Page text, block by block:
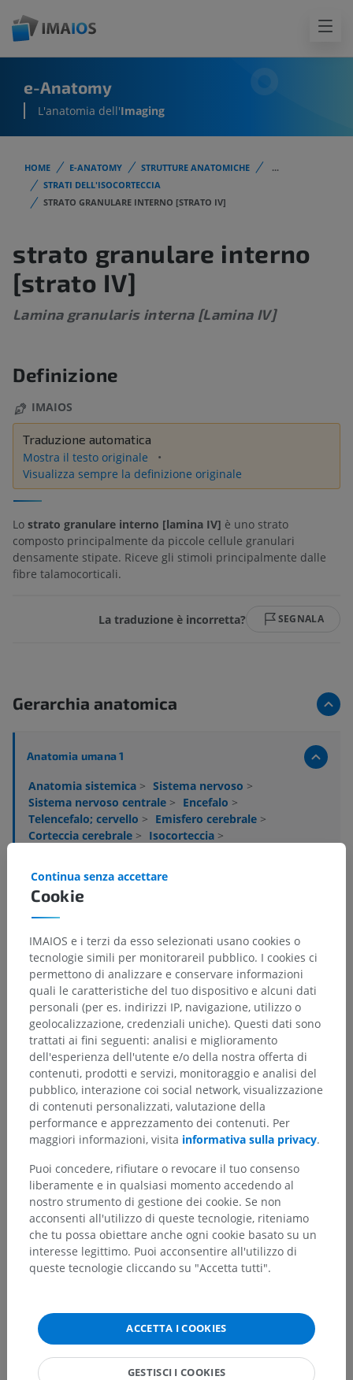
e-Anatomy
L'anatomia dell'Imaging
HOME E-ANATOMY STRUTTURE ANATOMICHE
...
STRATI DELL'ISOCORTECCIA
STRATO GRANULARE INTERNO [STRATO IV]
strato granulare interno
[strato IV]
Lamina granularis interna [Lamina IV]
Definizione
IMAIOS
Traduzione automatica
Mostra il testo originale
Visualizza sempre la definizione originale
Lo strato granulare interno [lamina IV] è uno strato
composto principalmente da piccole cellule granulari
densamente stipate. Riceve gli stimoli principalmente dalle
fibre talamocorticali.
La traduzione è incorretta? SEGNALA
Gerarchia anatomica
Anatomia umana 1
Anatomia sistemica > Sistema nervoso >
Sistema nervoso centrale > Encefalo >
Telencefalo; cervello > Emisfero cerebrale >
Corteccia cerebrale > Isocorteccia >
strato granulare interno [strato IV]
Strutture sottostanti:
soggiacenti per questa parte anatomica
Anatomia comparata negli animali
Traduzioni
Hai notato un errore?
un miglioramento dei contenuti.
Segnala un problema
SCARICA L'APP
Cookie
Continua senza accettare
IMAIOS e i terzi da esso selezionati usano cookies o
tecnologie simili per monitorareil pubblico. I cookies ci
permettono di analizzare e conservare informazioni
quali le caratteristiche del tuo dispositivo e alcuni dati
personali (per es. indirizzi IP, navigazione, utilizzo o
geolocalizzazione, credenziali uniche). Questi dati sono
trattati ai fini seguenti: analisi e miglioramento
dell'esperienza dell'utente e/o della nostra offerta di
contenuti, prodotti e servizi, monitoraggio e analisi del
pubblico, interazione coi social network, visualizzazione
di contenuti personalizzati, valutazione della
performance e apprezzamento dei contenuti. Per
maggiori informazioni, visita informativa sulla privacy.
Puoi concedere, rifiutare o revocare il tuo consenso
liberamente e in qualsiasi momento accedendo al
nostro strumento di gestione dei cookie. Se non
acconsenti all'utilizzo di queste tecnologie, riteniamo
che tu possa obiettare anche ogni cookie basato su un
interesse legittimo. Puoi acconsentire all'utilizzo di
queste tecnologie cliccando su "Accetta tutti".
ACCETTA I COOKIES
GESTISCI I COOKIES